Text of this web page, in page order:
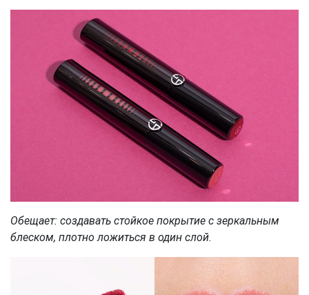
Обещает: создавать стойкое покрытие с зеркальным
блеском, плотно ложиться в один слой.